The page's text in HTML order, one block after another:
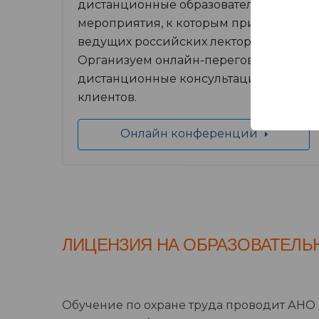
дистанционные образовательные
мероприятия, к которым привлекаем
ведущих российских лекторов.
Организуем онлайн-переговоры и
дистанционные консультации для
клиентов.
Онлайн конференции
ЛИЦЕНЗИЯ НА
Обучение по охране труда проводит